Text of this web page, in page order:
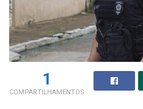
1
COMPARTILHAMENTOS